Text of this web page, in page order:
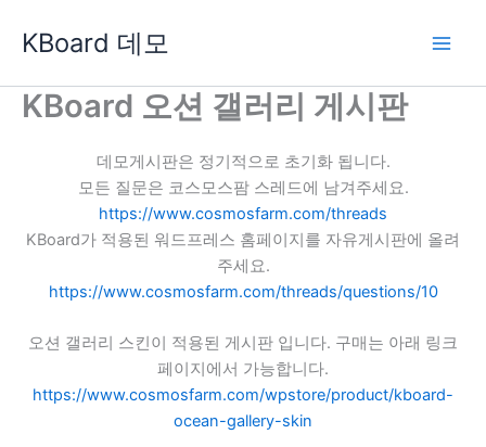
로
KBoard 데모
KBoard 오션 갤러리 게시판
데모게시판은 정기적으로 초기화 됩니다.
모든 질문은 코스모스팜 스레드에 남겨주세요.
https://www.cosmosfarm.com/threads
KBoard가 적용된 워드프레스 홈페이지를 자유게시판에 올려
주세요.
https://www.cosmosfarm.com/threads/questions/10
오션 갤러리 스킨이 적용된 게시판 입니다. 구매는 아래 링크
페이지에서 가능합니다.
https://www.cosmosfarm.com/wpstore/product/kboard-
ocean-gallery-skin